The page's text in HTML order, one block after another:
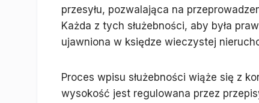
przesyłu, pozwalająca na
Każda z tych służebności, aby była
ujawniona w księdze wieczystej
Proces wpisu służebności wiąże się z
wysokość jest regulowana przez